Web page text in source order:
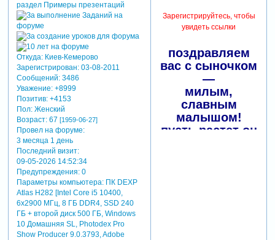
Откуда:Киев-Кемерово
Зарегистрирован: 03-08-2011
Сообщений:3486
Уважение: +8999
Позитив: +4153
Пол:Женский
Возраст:67 [1959-06-27]
Провел на форуме:
3 месяца 1 день
Последний визит:
09-05-2026 14:52:34
Предупреждения:0
Параметры компьютера:ПК DEXP
Atlas H282 [Intel Core i5 10400,
6x2900 МГц, 8 ГБ DDR4, SSD 240
ГБ + второй диск 500 ГБ, Windows
10 Домашняя SL, Photodex Pro
Show Producer 9.0.3793, Adobe
Зарегистрируйтесь, чтобы
увидеть ссылки
поздравляем
вас с сыночком
—
милым,
славным
малышом!
пусть растет он